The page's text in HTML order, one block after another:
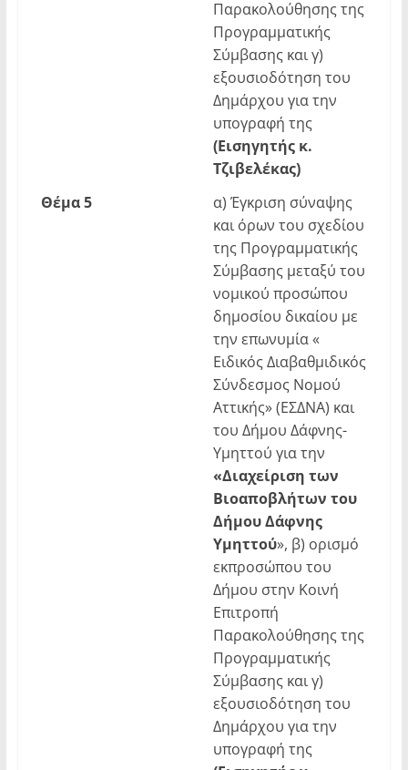
Παρακολούθησης της
Προγραμματικής
Σύμβασης και γ)
εξουσιοδότηση του
Δημάρχου για την
υπογραφή της
(Εισηγητής κ.
Τζιβελέκας)
Θέμα 5
α) Έγκριση σύναψης
και όρων του σχεδίου
της Προγραμματικής
Σύμβασης μεταξύ του
νομικού προσώπου
δημοσίου δικαίου με
την επωνυμία «
Ειδικός Διαβαθμιδικός
Σύνδεσμος Νομού
Αττικής» (ΕΣΔΝΑ) και
του Δήμου Δάφνης-
Υμηττού για την
«Διαχείριση των
Βιοαποβλήτων του
Δήμου Δάφνης
Υμηττού», β) ορισμό
εκπροσώπου του
Δήμου στην Κοινή
Επιτροπή
Παρακολούθησης της
Προγραμματικής
Σύμβασης και γ)
εξουσιοδότηση του
Δημάρχου για την
υπογραφή της